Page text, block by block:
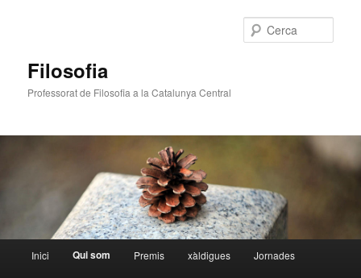
Filosofia
Professorat de Filosofia a la Catalunya Central
principal
Aneu
Inici Qui som Premis xàldigues Jornades